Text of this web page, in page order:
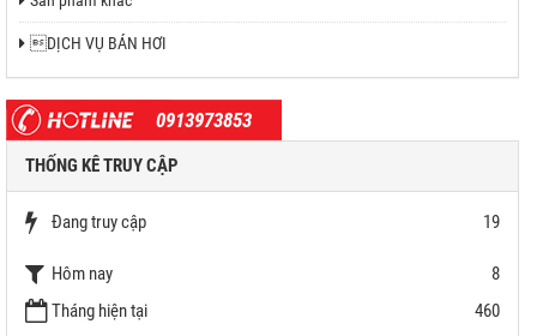
DỊCH VỤ BÁN HƠI
0913973853
THỐNG KÊ TRUY CẬP
Đang truy cập 19
Hôm nay
8
Tháng hiện tại
460